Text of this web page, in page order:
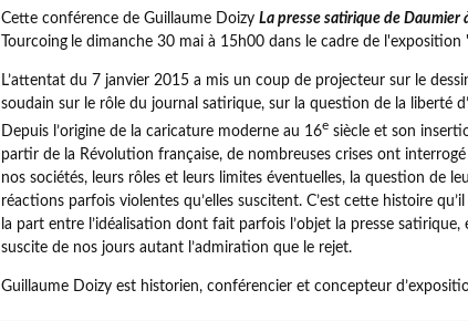
Cette conférence de Guillaume Doizy La presse satirique de Daumier
Tourcoing le dimanche 30 mai à 15h00 dans le cadre de l'exposition
L’attentat du 7 janvier 2015 a mis un coup de projecteur sur le
soudain sur le rôle du journal satirique, sur la question de la liberté
Depuis l’origine de la caricature moderne au 16e siècle et son
partir de la Révolution française, de nombreuses crises ont
nos sociétés, leurs rôles et leurs limites éventuelles, la question de
réactions parfois violentes qu’elles suscitent. C’est cette histoire
la part entre l’idéalisation dont fait parfois l’objet la presse satirique,
suscite de nos jours autant l’admiration que le rejet.
Guillaume Doizy est historien, conférencier et concepteur